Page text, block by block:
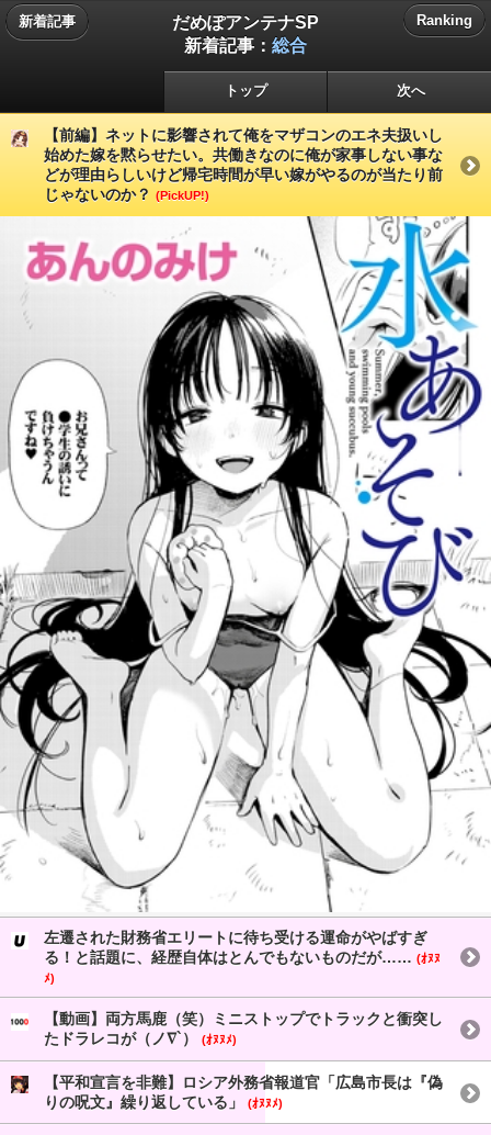
新着記事
だめぽアンテナSP
新着記事： 総合
Ranking
トップ 次へ
【前編】ネットに影響されて俺をマザコンのエネ夫扱いし
始めた嫁を黙らせたい。共働きなのに俺が家事しない事な
どが理由らしいけど帰宅時間が早い嫁がやるのが当たり前
じゃないのか？ (PickUP!)
左遷された財務省エリートに待ち受ける運命がやばすぎ
る！と話題に、経歴自体はとんでもないものだが…… (ｵﾇﾇ
ﾒ)
【動画】両方馬鹿（笑）ミニストップでトラックと衝突し
たドラレコが（ノ∇`）
(ｵﾇﾇﾒ)
【平和宣言を非難】ロシア外務省報道官「広島市長は『偽
りの呪文』繰り返している」
(ｵﾇﾇﾒ)